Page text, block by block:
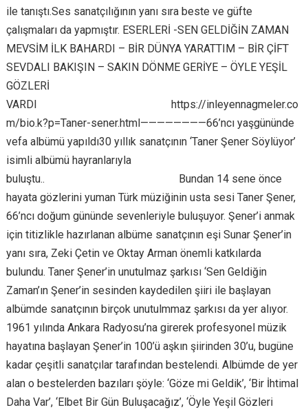
ile tanıştı.Ses sanatçılığının yanı sıra beste ve güfte
çalışmaları da yapmıştır. ESERLERİ -SEN GELDİĞİN ZAMAN
MEVSİM İLK BAHARDI – BİR DÜNYA YARATTIM – BİR ÇİFT
SEVDALI BAKIŞIN – SAKIN DÖNME GERİYE – ÖYLE YEŞİL
GÖZLERİ
VARDI
https://inleyennagmeler.co
m/bio.k?p=Taner-sener.html————————66’ncı yaşgününde
vefa albümü yapıldı30 yıllık sanatçının ‘Taner Şener Söylüyor’
isimli albümü hayranlarıyla
buluştu..
Bundan 14 sene önce
hayata gözlerini yuman Türk müziğinin usta sesi Taner Şener,
66’ncı doğum gününde sevenleriyle buluşuyor. Şener’i anmak
için titizlikle hazırlanan albüme sanatçının eşi Sunar Şener’in
yanı sıra, Zeki Çetin ve Oktay Arman önemli katkılarda
bulundu. Taner Şener’in unutulmaz şarkısı ‘Sen Geldiğin
Zaman’ın Şener’in sesinden kaydedilen şiiri ile başlayan
albümde sanatçının birçok unutulmmaz şarkısı da yer alıyor.
1961 yılında Ankara Radyosu’na girerek profesyonel müzik
hayatına başlayan Şener’in 100’ü aşkın şiirinden 30’u, bugüne
kadar çeşitli sanatçılar tarafından bestelendi. Albümde de yer
alan o bestelerden bazıları şöyle: ‘Göze mi Geldik’, ‘Bir İhtimal
Daha Var’, ‘Elbet Bir Gün Buluşacağız’, ‘Öyle Yeşil Gözleri